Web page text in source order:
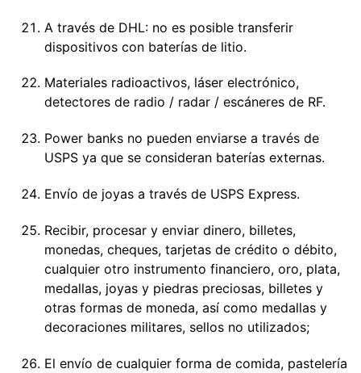
A través de DHL: no es posible transferir
dispositivos con baterías de litio.
Materiales radioactivos, láser electrónico,
detectores de radio / radar / escáneres de RF.
Power banks no pueden enviarse a través de
USPS ya que se consideran baterías externas.
Envío de joyas a través de USPS Express.
Recibir, procesar y enviar dinero, billetes,
monedas, cheques, tarjetas de crédito o débito,
cualquier otro instrumento financiero, oro, plata,
medallas, joyas y piedras preciosas, billetes y
otras formas de moneda, así como medallas y
decoraciones militares, sellos no utilizados;
El envío de cualquier forma de comida, pastelería